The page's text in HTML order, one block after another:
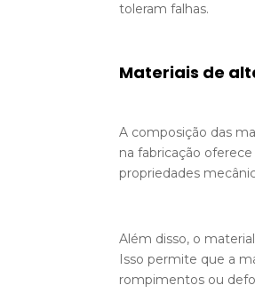
toleram falhas.
Materiais de
A composição das
na fabricação
propriedades
Além disso, o
Isso permite que a
rompimentos ou